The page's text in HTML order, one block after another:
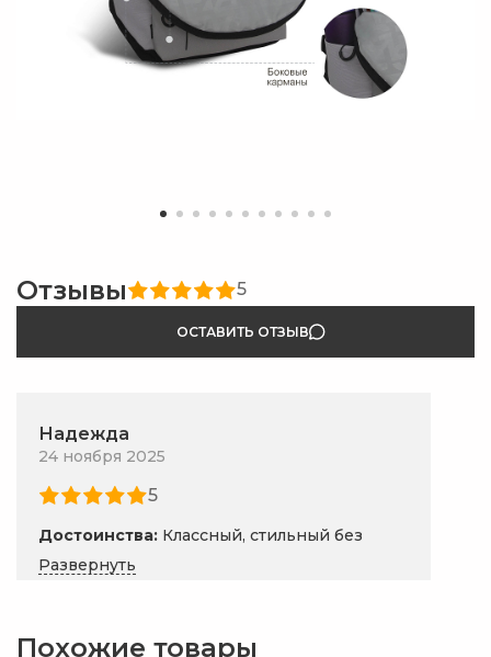
Отзывы 5
ОСТАВИТЬ ОТЗЫВ
Надежда
24 ноября 2025
5
Достоинства: Классный, стильный без
излишеств сдержанный, очень
вместительный, но не смотрится
Спасибо большое за такой подробный и
Развернуть
Похожие товары